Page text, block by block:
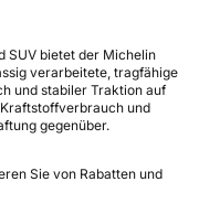
SUV bietet der Michelin
verarbeitete, tragfähige
und stabiler Traktion auf
und
gegenüber.
Sie von Rabatten und